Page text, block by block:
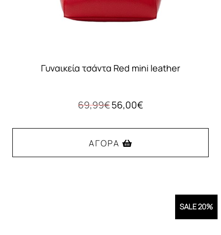
Γυναικεία τσάντα Red mini leather
69,99€Original
was:
69,99€.
56,00€Η
τιμή
ΑΓΟΡΆ
SALE 20%